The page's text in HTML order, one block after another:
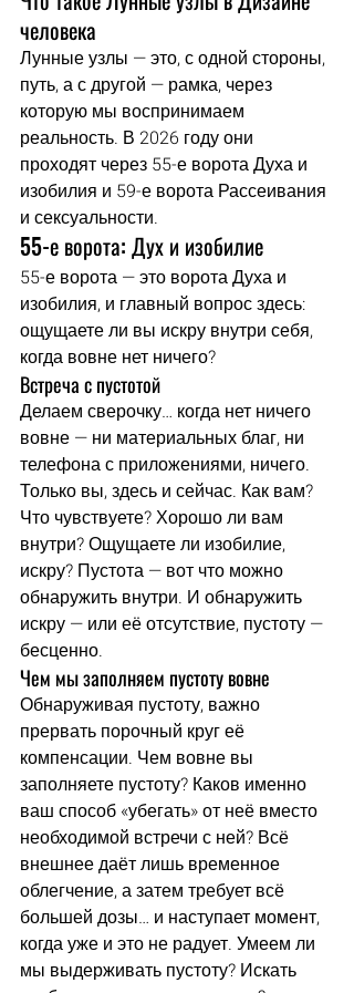
человека
Лунные узлы — это, с одной стороны,
путь, а с другой — рамка, через
которую мы воспринимаем
реальность. В 2026 году они
проходят через 55-е ворота Духа и
изобилия и 59-е ворота Рассеивания
и сексуальности.
55-е ворота: Дух и изобилие
55-е ворота — это ворота Духа и
изобилия, и главный вопрос здесь:
ощущаете ли вы искру внутри себя,
когда вовне нет ничего?
Встреча с пустотой
Делаем сверочку… когда нет ничего
вовне — ни материальных благ, ни
телефона с приложениями, ничего.
Только вы, здесь и сейчас. Как вам?
Что чувствуете? Хорошо ли вам
внутри? Ощущаете ли изобилие,
искру? Пустота — вот что можно
обнаружить внутри. И обнаружить
искру — или её отсутствие, пустоту —
бесценно.
Чем мы заполняем пустоту вовне
Обнаруживая пустоту, важно
прервать порочный круг её
компенсации. Чем вовне вы
заполняете пустоту? Каков именно
ваш способ «убегать» от неё вместо
необходимой встречи с ней? Всё
внешнее даёт лишь временное
облегчение, а затем требует всё
большей дозы… и наступает момент,
когда уже и это не радует. Умеем ли
мы выдерживать пустоту? Искать